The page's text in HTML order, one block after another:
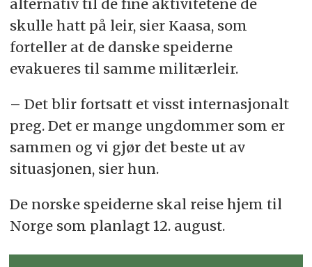
alternativ til de fine aktivitetene de
skulle hatt på leir, sier Kaasa, som
forteller at de danske speiderne
evakueres til samme militærleir.
– Det blir fortsatt et visst internasjonalt
preg. Det er mange ungdommer som er
sammen og vi gjør det beste ut av
situasjonen, sier hun.
De norske speiderne skal reise hjem til
Norge som planlagt 12. august.